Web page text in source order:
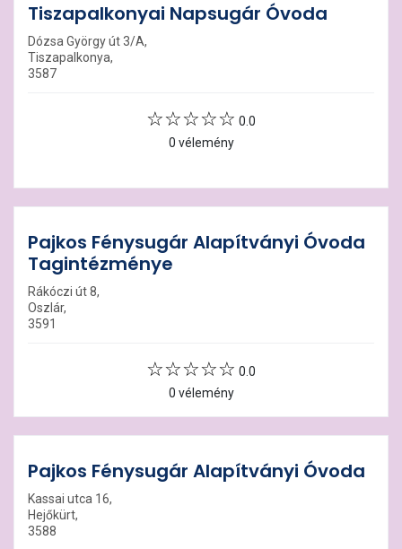
Tiszapalkonyai Napsugár Óvoda
Dózsa György út 3/A,
Tiszapalkonya,
3587
0.0
0 vélemény
Pajkos Fénysugár Alapítványi Óvoda
Tagintézménye
Rákóczi út 8,
Oszlár,
3591
0.0
0 vélemény
Pajkos Fénysugár Alapítványi Óvoda
Kassai utca 16,
Hejőkürt,
3588